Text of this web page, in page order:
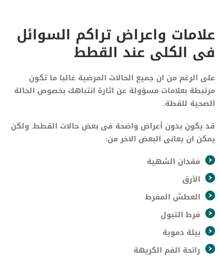
علامات واعراض تراكم السوائل
فى الكلى عند القطط
على الرغم من ان جميع الحالات المرضية غالبا ما تكون
مرتبطة بعلامات مسؤولة عن اثارة انتباهك بخصوص الحالة
الصحية للقطة.
قد يكون بدون أعراض واضحة فى بعض حالات القطط, ولكن
يمكن ان يعانى البعض الاخر من:
فقدان الشهية
الأرق
العطش المفرط
فرط التبول
بيلة دموية
رائحة الفم الكريهة